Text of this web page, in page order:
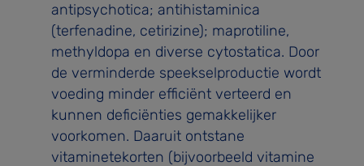
antipsychotica; antihistaminica
(terfenadine, cetirizine); maprotiline,
methyldopa en diverse cytostatica. Door
de verminderde speekselproductie wordt
voeding minder efficiënt verteerd en
kunnen deficiënties gemakkelijker
voorkomen. Daaruit ontstane
vitaminetekorten (bijvoor­beeld vitamine